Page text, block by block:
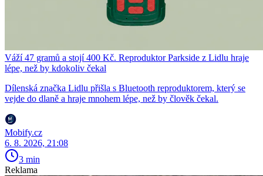
Váží 47 gramů a stojí 400 Kč. Reproduktor Parkside z Lidlu hraje
lépe, než by kdokoliv čekal
Dílenská značka Lidlu přišla s Bluetooth reproduktorem, který se
vejde do dlaně a hraje mnohem lépe, než by člověk čekal.
Mobify.cz
6. 8. 2026, 21:08
3 min
Reklama